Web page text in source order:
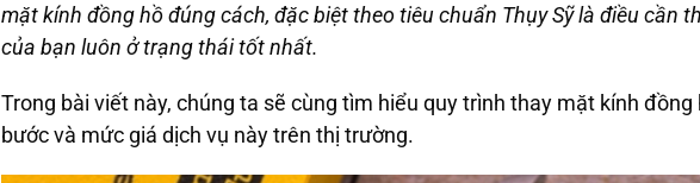
mặt kính đồng hồ đúng cách, đặc biệt theo tiêu chuẩn Thụy Sỹ là điều cần
của bạn luôn ở trạng thái tốt nhất.
Trong bài viết này, chúng ta sẽ cùng tìm hiểu quy trình thay mặt kính đồng
bước và mức giá dịch vụ này trên thị trường.